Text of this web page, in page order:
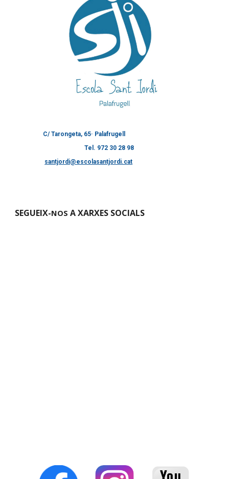
C/ Tarongeta, 65· Palafrugell
Tel. 972 30 28 98
santjordi@escolasantjordi.cat
SEGUEIX-NOS A XARXES SOCIALS